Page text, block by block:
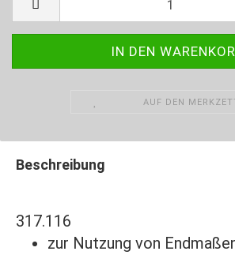
AUF DEN
Beschreibung
317.116
zur Nutzung von